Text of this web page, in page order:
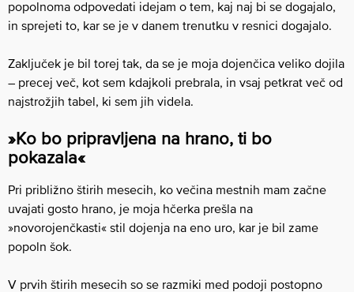
popolnoma odpovedati idejam o tem, kaj naj bi se dogajalo,
in sprejeti to, kar se je v danem trenutku v resnici dogajalo.
Zaključek je bil torej tak, da se je moja dojenčica veliko dojila
– precej več, kot sem kdajkoli prebrala, in vsaj petkrat več od
najstrožjih tabel, ki sem jih videla.
»Ko bo pripravljena na hrano, ti bo
pokazala«
Pri približno štirih mesecih, ko večina mestnih mam začne
uvajati gosto hrano, je moja hčerka prešla na
»novorojenčkasti« stil dojenja na eno uro, kar je bil zame
popoln šok.
V prvih štirih mesecih so se razmiki med podoji postopno